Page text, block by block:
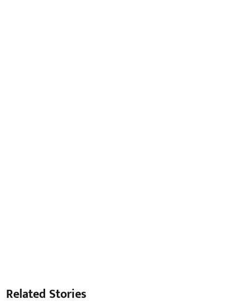
Related Stories